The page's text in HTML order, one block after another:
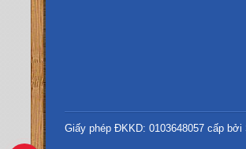
Giấy phép ĐKKD: 0103648057 cấp